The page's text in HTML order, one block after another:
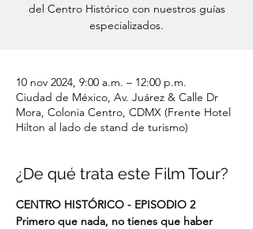
del Centro Histórico con nuestros guías
especializados.
10 nov 2024, 9:00 a.m. – 12:00 p.m.
Ciudad de México, Av. Juárez & Calle Dr
Mora, Colonia Centro, CDMX (Frente Hotel
Hilton al lado de stand de turismo)
¿De qué trata este Film Tour?
CENTRO HISTÓRICO - EPISODIO 2
Primero que nada, no tienes que haber